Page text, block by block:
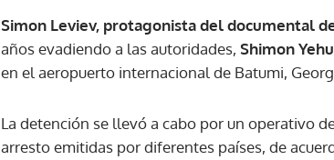
Simon Leviev, protagonista del documental
años evadiendo a las autoridades, Shimon
en el aeropuerto internacional de Batumi,
La detención se llevó a cabo por un operativo
arresto emitidas por diferentes países, de